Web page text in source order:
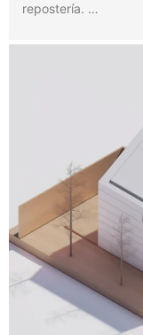
repostería. …